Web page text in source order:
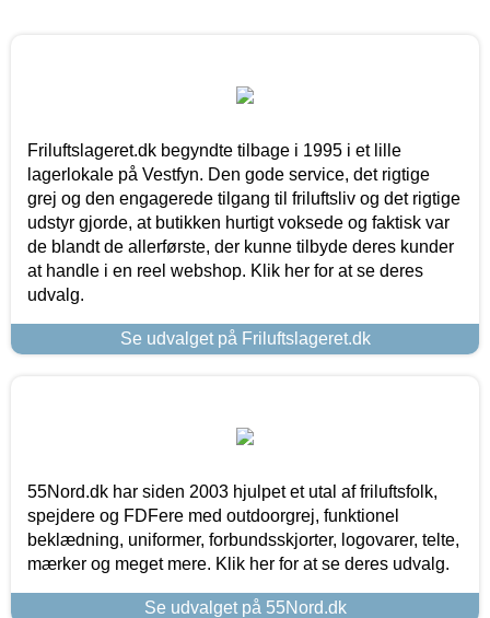
Friluftslageret.dk begyndte tilbage i 1995 i et lille
lagerlokale på Vestfyn. Den gode service, det rigtige
grej og den engagerede tilgang til friluftsliv og det rigtige
udstyr gjorde, at butikken hurtigt voksede og faktisk var
de blandt de allerførste, der kunne tilbyde deres kunder
at handle i en reel webshop. Klik her for at se deres
udvalg.
Se udvalget på Friluftslageret.dk
55Nord.dk har siden 2003 hjulpet et utal af friluftsfolk,
spejdere og FDFere med outdoorgrej, funktionel
beklædning, uniformer, forbundsskjorter, logovarer, telte,
mærker og meget mere. Klik her for at se deres udvalg.
Se udvalget på 55Nord.dk